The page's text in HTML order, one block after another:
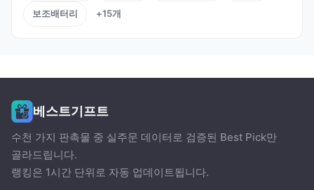
보조배터리 +15개
베스트기프트
수천 가지 판촉물 중 실주문 데이터로 검증된 Best Pick만
골라드립니다.
랭킹은 1시간 단위로 자동 업데이트됩니다.